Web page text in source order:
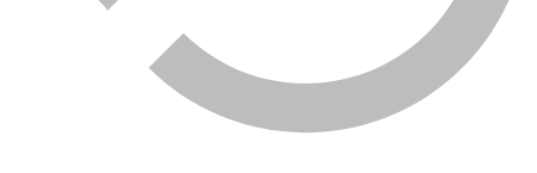
Caméra de surveillance